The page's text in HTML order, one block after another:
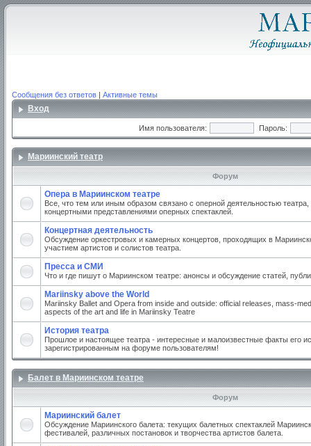
Сообщения без ответов | Активные темы
Вход
Имя пользователя: Пароль:
Мариинский театр
Форум
Опера в Мариинском театре
Все, что тем или иным образом связано с оперной деятельностью
концертными представлениями оперных спектаклей.
Концертная деятельность
Обсуждение оркестровых и камерных концертов, проходящих в
участием артистов и солистов театра.
Пресса и СМИ
Что и где пишут о Мариинском театре: анонсы и обсуждение статей,
Mariinsky above the World
Mariinsky Ballet and Opera from inside and outside: official releases, mass-
aspects of the art and life in Mariinsky Teatre
История театра
Прошлое и настоящее театра - интересные и малоизвестные факты его
зарегистрированным на форуме пользователям!
Балет в Мариинском театре
Форум
Мариинский балет
Обсуждение Мариинского балета: текущих балетных спектаклей
фестивалей, различных постановок и творчества артистов балета.